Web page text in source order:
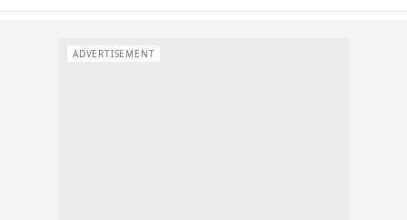
ADVERTISEMENT